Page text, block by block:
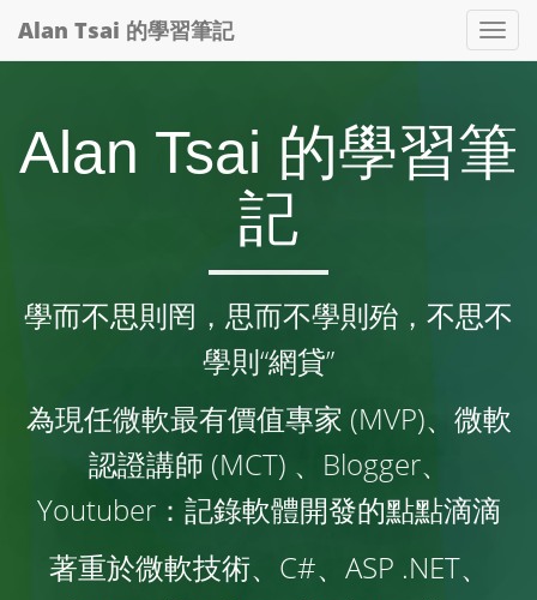
Alan Tsai 的學習筆記
Alan Tsai 的學習筆
記
學而不思則罔，思而不學則殆，不思不
學則“網貸”
為現任微軟最有價值專家 (MVP)、微軟
認證講師 (MCT) 、Blogger、
Youtuber：記錄軟體開發的點點滴滴
著重於微軟技術、C#、ASP .NET、